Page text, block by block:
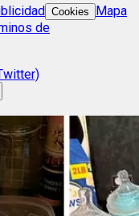
Cookies
Mapa
de